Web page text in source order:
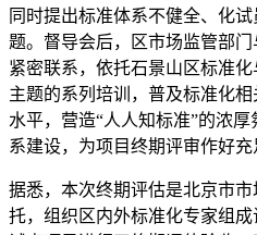
同时提出标准体系不健全、化
题。督导会后，区市场监管部
紧密联系，依托石景山区标准
主题的系列培训，普及标准化
水平，营造“人人知标准”的浓
系建设，为项目终期评审作好充
据悉，本次终期评估是北京市
托，组织区内外标准化专家组